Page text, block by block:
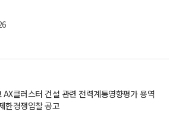
AX클러스터 건설 관련 전력계통영향평가 용역
한경쟁입찰 공고